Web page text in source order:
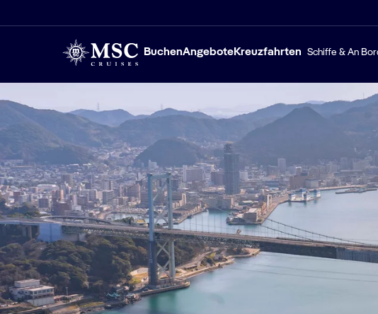
BuchenAngeboteKreuzfahrten Schiffe & An